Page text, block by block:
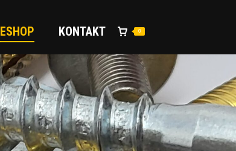
ESHOP KONTAKT 0